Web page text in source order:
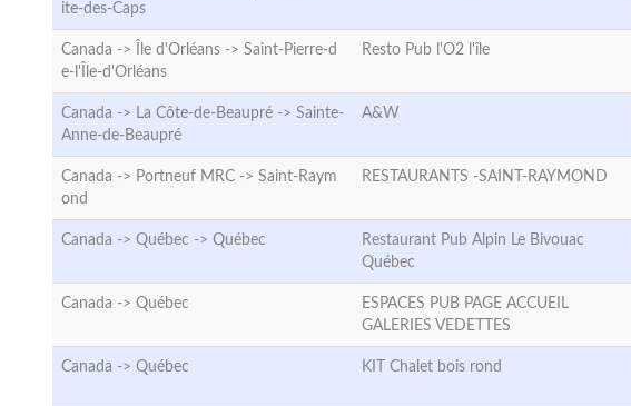
ite-des-Caps
Canada -> Île d'Orléans -> Saint-Pierre-d
e-l'Île-d'Orléans
Resto Pub l'O2 l'île
Canada -> La Côte-de-Beaupré -> Sainte-
Anne-de-Beaupré
A&W
Canada -> Portneuf MRC -> Saint-Raym
ond
RESTAURANTS -SAINT-RAYMOND
Canada -> Québec -> Québec
Restaurant Pub Alpin Le Bivouac
Québec
Canada -> Québec
ESPACES PUB PAGE ACCUEIL
GALERIES VEDETTES
Canada -> Québec KIT Chalet bois rond